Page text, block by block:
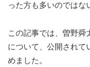
った方も多いのではな
この記事では、曽野舜
について、公開されて
めました。